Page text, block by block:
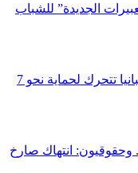
الجديدة” للشباب
وسط غياب موقف رسمي من الرباط.. إسبانيا تتحرك لحماية نحو 7
وحقوقيون: انتهاك صارخ